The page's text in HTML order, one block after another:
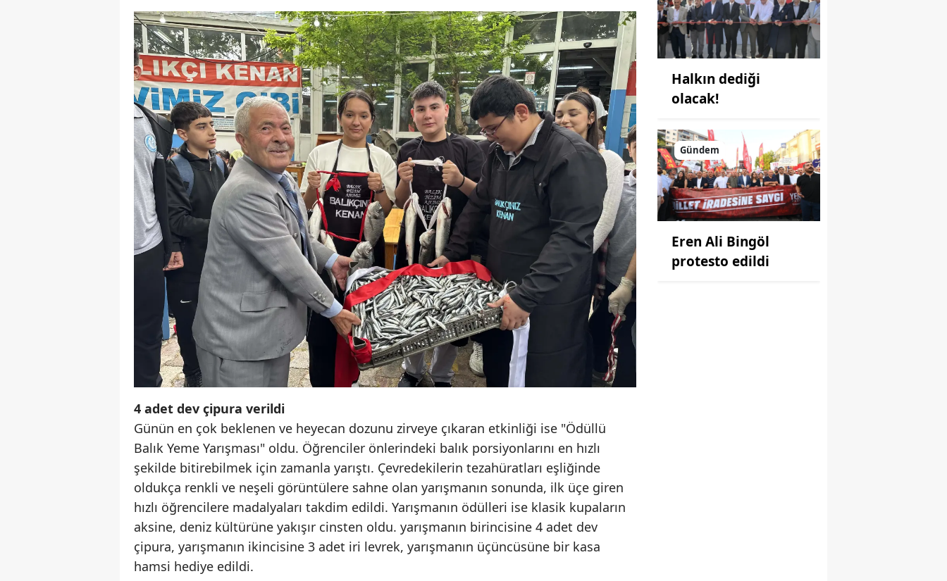
4 adet dev çipura verildi
Günün en çok beklenen ve heyecan dozunu zirveye çıkaran etkinliği ise "Ödüllü
Balık Yeme Yarışması" oldu. Öğrenciler önlerindeki balık porsiyonlarını en hızlı
şekilde bitirebilmek için zamanla yarıştı. Çevredekilerin tezahüratları eşliğinde
oldukça renkli ve neşeli görüntülere sahne olan yarışmanın sonunda, ilk üçe giren
hızlı öğrencilere madalyaları takdim edildi. Yarışmanın ödülleri ise klasik kupaların
aksine, deniz kültürüne yakışır cinsten oldu. yarışmanın birincisine 4 adet dev
çipura, yarışmanın ikincisine 3 adet iri levrek, yarışmanın üçüncüsüne bir kasa
hamsi hediye edildi.
Halkın dediği
olacak!
Gündem
Eren Ali Bingöl
protesto edildi